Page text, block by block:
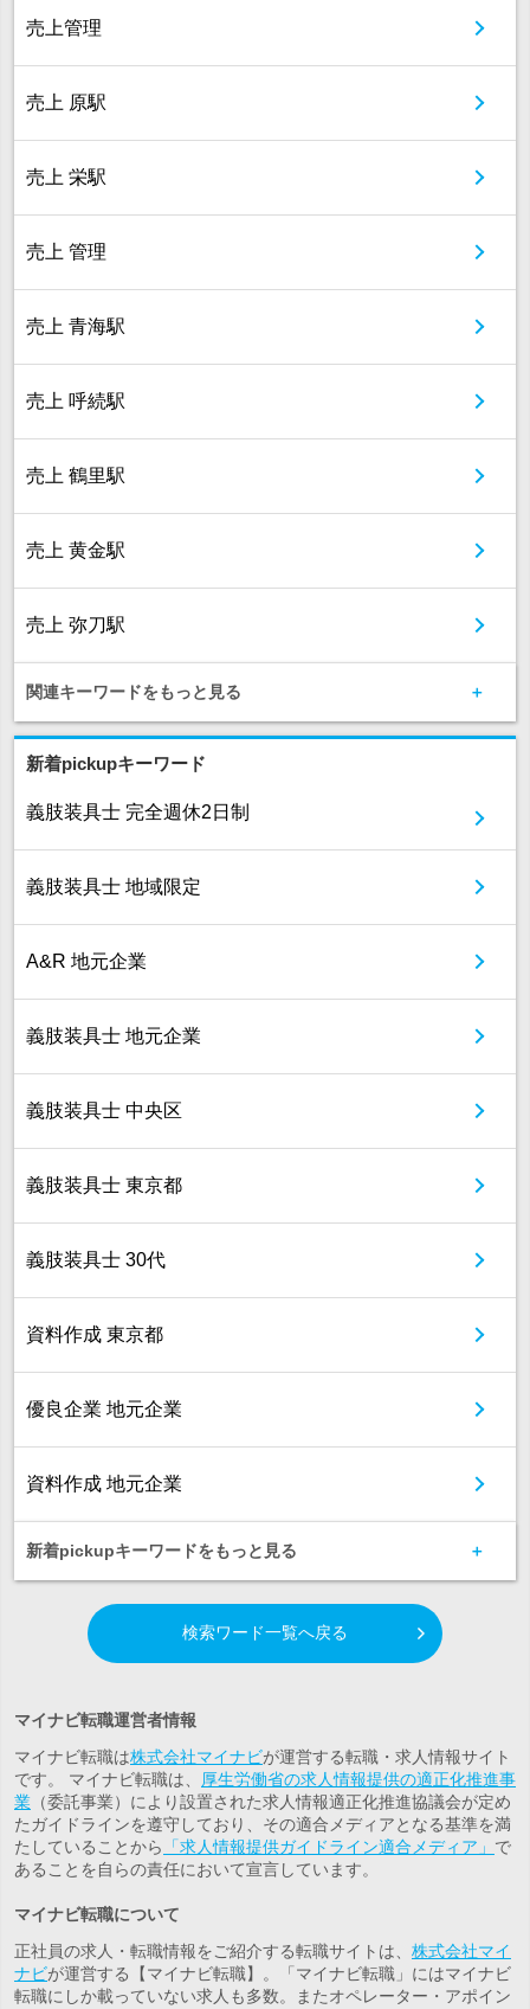
売上管理
売上 原駅
売上 栄駅
売上 管理
売上 青海駅
売上 呼続駅
売上 鶴里駅
売上 黄金駅
売上 弥刀駅
関連キーワードをもっと見る
新着pickupキーワード
義肢装具士 完全週休2日制
義肢装具士 地域限定
A&R 地元企業
義肢装具士 地元企業
義肢装具士 中央区
義肢装具士 東京都
義肢装具士 30代
資料作成 東京都
優良企業 地元企業
資料作成 地元企業
新着pickupキーワードをもっと見る
検索ワード一覧へ戻る
マイナビ転職運営者情報
マイナビ転職は株式会社マイナビが運営する転職・求人情報サイト
です。 マイナビ転職は、
厚生労働省の求人情報提供の適正化推進事
業 （委託事業）により設置された求人情報適正化推進協議会が定め
たガイドラインを遵守しており、その適合メディアとなる基準を満
たしていることから
「求人情報提供ガイドライン適合メディア」 で
あることを自らの責任において宣言しています。
マイナビ転職について
正社員の求人・転職情報をご紹介する転職サイトは、 株式会社マイ
ナビが運営する【マイナビ転職】。「マイナビ転職」にはマイナビ
転職にしか載っていない求人も多数。またオペレーター・アポイン